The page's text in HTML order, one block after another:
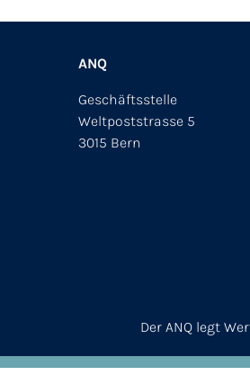
ANQ
Geschäftsstelle
Weltpoststrasse 5
3015 Bern
Der ANQ legt